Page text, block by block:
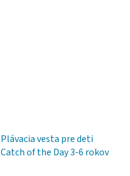
Plávacia vesta pre deti
Catch of the Day 3-6 rokov